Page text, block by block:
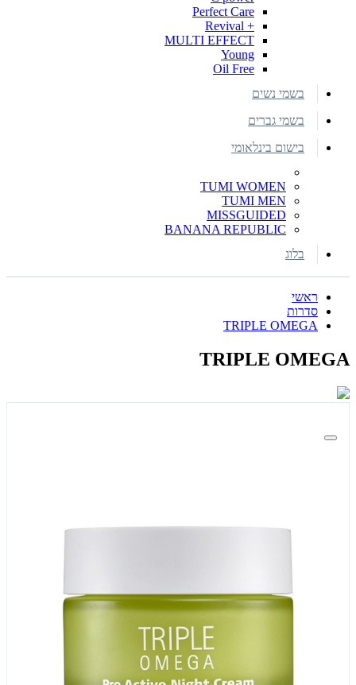
Perfect Care
+ Revival
MULTI EFFECT
Young
Oil Free
בשמי נשים
בשמי גברים
בישום בינלאומי
TUMI WOMEN
TUMI MEN
MISSGUIDED
BANANA REPUBLIC
בלוג
ראשי
סדרות
TRIPLE OMEGA
TRIPLE OMEGA